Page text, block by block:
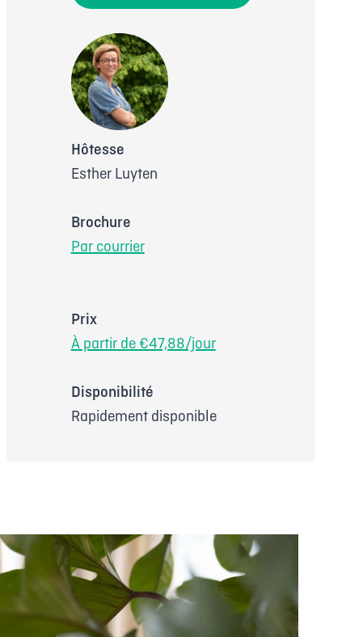
Hôtesse
Esther Luyten
Brochure
Par courrier
Prix
À partir de €47,88/jour
Disponibilité
Rapidement disponible